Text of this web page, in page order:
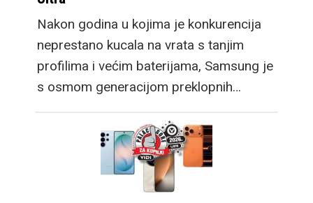
Nakon godina u kojima je konkurencija
neprestano kucala na vrata s tanjim
profilima i većim baterijama, Samsung je
s osmom generacijom preklopnih…